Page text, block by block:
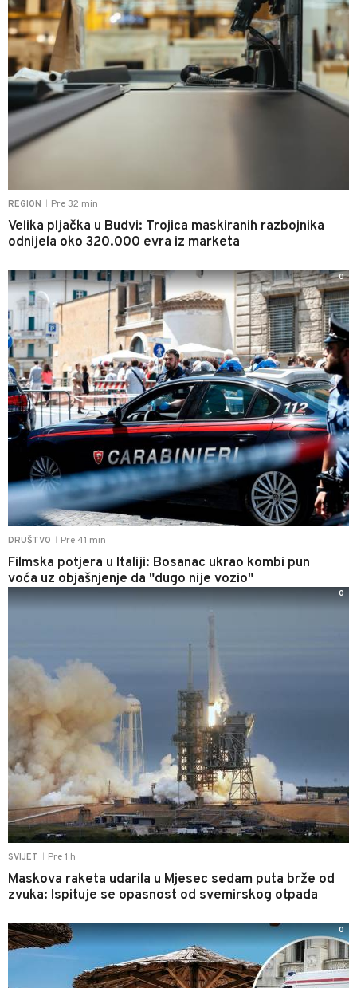
REGION Pre 32 min
Velika pljačka u Budvi: Trojica maskiranih razbojnika
odnijela oko 320.000 evra iz marketa
DRUŠTVO Pre 41 min
Filmska potjera u Italiji: Bosanac ukrao kombi pun
voća uz objašnjenje da "dugo nije vozio"
0
SVIJET Pre 1 h
Maskova raketa udarila u Mjesec sedam puta brže od
zvuka: Ispituje se opasnost od svemirskog otpada
0
0